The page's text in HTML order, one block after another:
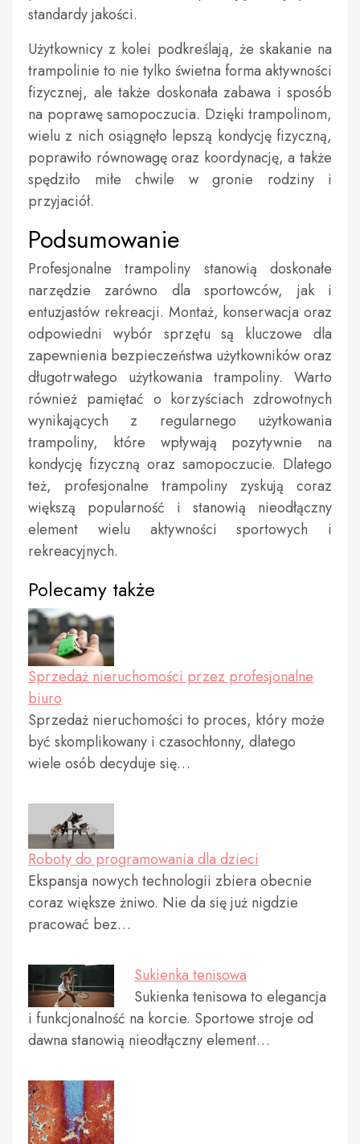
standardy jakości.
Użytkownicy z kolei podkreślają, że skakanie na
trampolinie to nie tylko świetna forma aktywności
fizycznej, ale także doskonała zabawa i sposób
na poprawę samopoczucia. Dzięki trampolinom,
wielu z nich osiągnęło lepszą kondycję fizyczną,
poprawiło równowagę oraz koordynację, a także
spędziło miłe chwile w gronie rodziny i
przyjaciół.
Podsumowanie
Profesjonalne trampoliny stanowią doskonałe
narzędzie zarówno dla sportowców, jak i
entuzjastów rekreacji. Montaż, konserwacja oraz
odpowiedni wybór sprzętu są kluczowe dla
zapewnienia bezpieczeństwa użytkowników oraz
długotrwałego użytkowania trampoliny. Warto
również pamiętać o korzyściach zdrowotnych
wynikających z regularnego użytkowania
trampoliny, które wpływają pozytywnie na
kondycję fizyczną oraz samopoczucie. Dlatego
też, profesjonalne trampoliny zyskują coraz
większą popularność i stanowią nieodłączny
element wielu aktywności sportowych i
rekreacyjnych.
Polecamy także
Sprzedaż nieruchomości przez profesjonalne
biuro
Sprzedaż nieruchomości to proces, który może
być skomplikowany i czasochłonny, dlatego
wiele osób decyduje się…
Roboty do programowania dla dzieci
Ekspansja nowych technologii zbiera obecnie
coraz większe żniwo. Nie da się już nigdzie
pracować bez…
Sukienka tenisowa
Sukienka tenisowa to elegancja
i funkcjonalność na korcie. Sportowe stroje od
dawna stanowią nieodłączny element…